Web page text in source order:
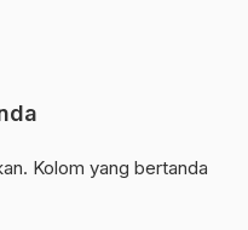
Kolom yang bertanda